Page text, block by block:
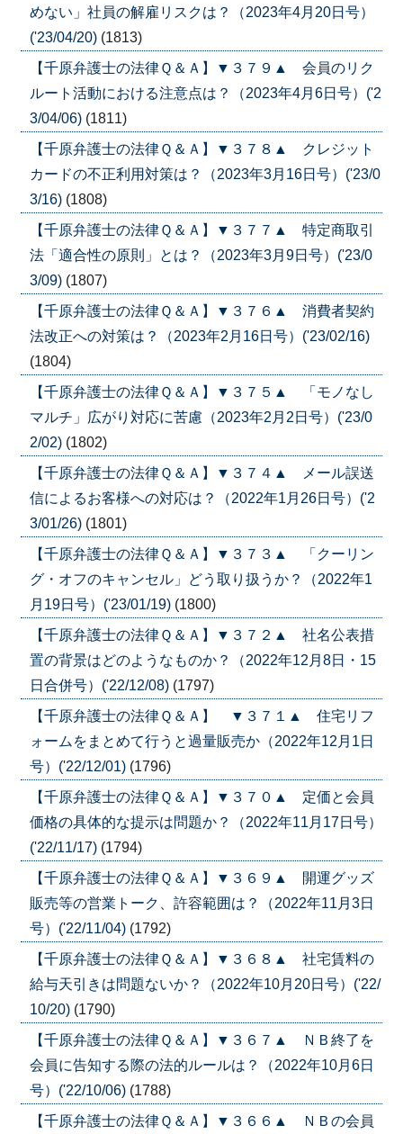
めない」社員の解雇リスクは？（2023年4月20日号）
('23/04/20) (1813)
【千原弁護士の法律Ｑ＆Ａ】▼３７９▲ 会員のリク
ルート活動における注意点は？（2023年4月6日号）('2
3/04/06) (1811)
【千原弁護士の法律Ｑ＆Ａ】▼３７８▲ クレジット
カードの不正利用対策は？（2023年3月16日号）('23/0
3/16) (1808)
【千原弁護士の法律Ｑ＆Ａ】▼３７７▲ 特定商取引
法「適合性の原則」とは？（2023年3月9日号）('23/0
3/09) (1807)
【千原弁護士の法律Ｑ＆Ａ】▼３７６▲ 消費者契約
法改正への対策は？（2023年2月16日号）('23/02/16)
(1804)
【千原弁護士の法律Ｑ＆Ａ】▼３７５▲ 「モノなし
マルチ」広がり対応に苦慮（2023年2月2日号）('23/0
2/02) (1802)
【千原弁護士の法律Ｑ＆Ａ】▼３７４▲ メール誤送
信によるお客様への対応は？（2022年1月26日号）('2
3/01/26) (1801)
【千原弁護士の法律Ｑ＆Ａ】▼３７３▲ 「クーリン
グ・オフのキャンセル」どう取り扱うか？（2022年1
月19日号）('23/01/19) (1800)
【千原弁護士の法律Ｑ＆Ａ】▼３７２▲ 社名公表措
置の背景はどのようなものか？（2022年12月8日・15
日合併号）('22/12/08) (1797)
【千原弁護士の法律Ｑ＆Ａ】 ▼３７１▲ 住宅リフ
ォームをまとめて行うと過量販売か（2022年12月1日
号）('22/12/01) (1796)
【千原弁護士の法律Ｑ＆Ａ】▼３７０▲ 定価と会員
価格の具体的な提示は問題か？（2022年11月17日号）
('22/11/17) (1794)
【千原弁護士の法律Ｑ＆Ａ】▼３６９▲ 開運グッズ
販売等の営業トーク、許容範囲は？（2022年11月3日
号）('22/11/04) (1792)
【千原弁護士の法律Ｑ＆Ａ】▼３６８▲ 社宅賃料の
給与天引きは問題ないか？（2022年10月20日号）('22/
10/20) (1790)
【千原弁護士の法律Ｑ＆Ａ】▼３６７▲ ＮＢ終了を
会員に告知する際の法的ルールは？（2022年10月6日
号）('22/10/06) (1788)
【千原弁護士の法律Ｑ＆Ａ】▼３６６▲ ＮＢの会員